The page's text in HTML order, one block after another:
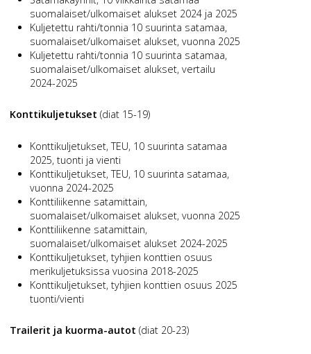
suomalaiset/ulkomaiset alukset 2024 ja 2025
Kuljetettu rahti/tonnia 10 suurinta satamaa,
suomalaiset/ulkomaiset alukset, vuonna 2025
Kuljetettu rahti/tonnia 10 suurinta satamaa,
suomalaiset/ulkomaiset alukset, vertailu
2024-2025
Konttikuljetukset(diat 15-19)
Konttikuljetukset, TEU, 10 suurinta satamaa
2025, tuonti ja vienti
Konttikuljetukset, TEU, 10 suurinta satamaa,
vuonna 2024-2025
Konttiliikenne satamittain,
suomalaiset/ulkomaiset alukset, vuonna 2025
Konttiliikenne satamittain,
suomalaiset/ulkomaiset alukset 2024-2025
Konttikuljetukset, tyhjien konttien osuus
merikuljetuksissa vuosina 2018-2025
Konttikuljetukset, tyhjien konttien osuus 2025
tuonti/vienti
Trailerit ja kuorma-autot (diat 20-23)